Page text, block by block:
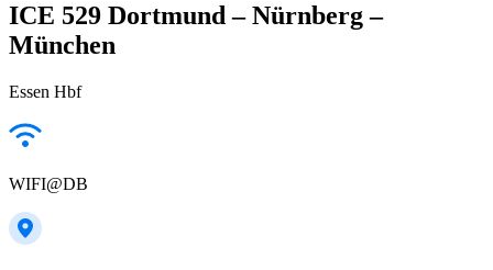
ICE 529 Dortmund – Nürnberg –
München
Essen Hbf
WIFI@DB